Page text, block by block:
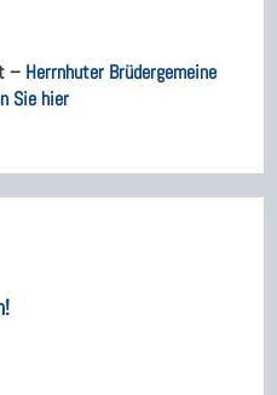
– Herrnhuter Brüdergemeine
Sie hier